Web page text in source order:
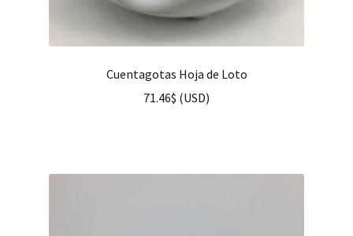
Cuentagotas Hoja de Loto
71.46$ (USD)